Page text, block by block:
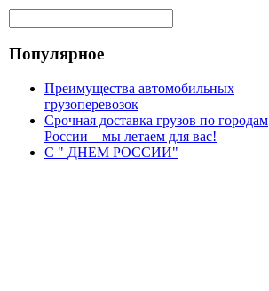
Популярное
Преимущества автомобильных
грузоперевозок
Срочная доставка грузов по городам
России – мы летаем для вас!
С " ДНЕМ РОССИИ"